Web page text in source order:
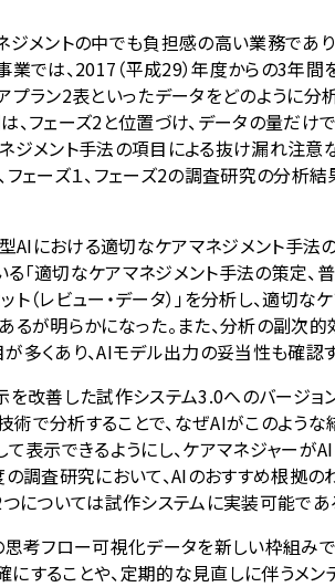
メントの中でも負担感の高い業務であり
業では、2017 （平成29）年度からの3年間
プラン2表といったデータをどのように分
、フェーズ2と位置づけ、データの量だけ
ジメント手法の項目による抜け漏れ注
ェーズ１、フェーズ2の調査研究の分析結
AIにおける適切なケアマネジメント手法
「適切なケアマネジメント手法の策定、
（レビュー・データ）」を分析し、適切
が明らかになった。また、分析の副次的
多くあり、AIモデル出力の妥当性も確認
を改善した試作システム3.0へのバージョ
術で分析することで、なぜAIがこのような
表示できるようにし、ケアマネジャーがAI
の調査研究において、AIのおすすめ根拠の
つについては試作システムに実装可能で
思考フロー可視化データを新しい枠組み
することや、定期的な見直しに伴うメン